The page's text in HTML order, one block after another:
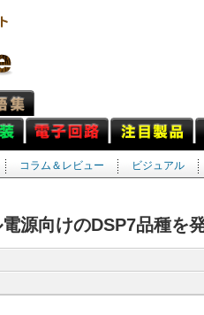
コラム＆レビュー ビジュアル
源向けのDSP7品種を